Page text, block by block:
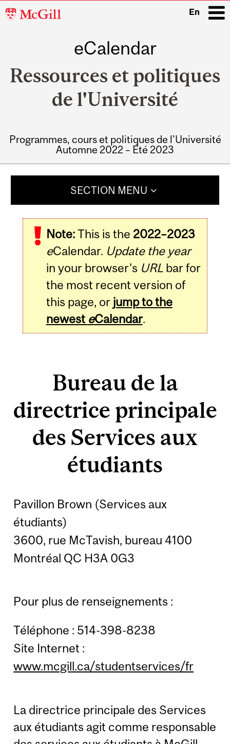
McGill
En
eCalendar
Ressources et politiques
de l'Université
Programmes, cours et politiques de l'Université
Automne 2022 – Été 2023
SECTION MENU
Note:This is the 2022–2023
eCalendar. Update the year
in your browser's URLbar for
the most recent version of
this page, or jump to the
newest eCalendar.
Bureau de la
directrice principale
des Services aux
étudiants
Pavillon Brown (Services aux
étudiants)
3600, rue McTavish, bureau 4100
Montréal QC H3A 0G3
Pour plus de renseignements :
Téléphone : 514-398-8238
Site Internet :
www.mcgill.ca/studentservices/fr
La directrice principale des Services
aux étudiants agit comme responsable